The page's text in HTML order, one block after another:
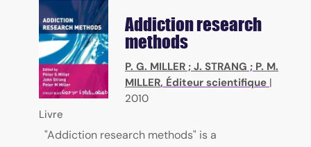
Addiction research
methods
P. G. MILLER ; J. STRANG ; P. M.
MILLER, Éditeur scientifique |
2010
Livre
"Addiction research methods" is a